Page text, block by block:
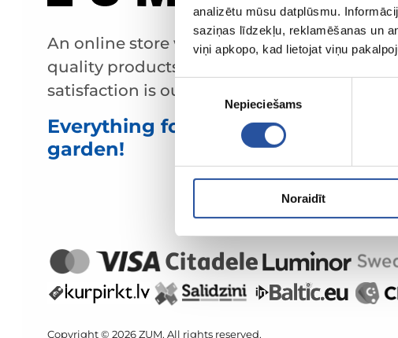
analizētu mūsu datplūsmu.
saziņas līdzekļu, reklamēšanas un
viņi apkopo, kad lietojat viņu
Nepieciešams
Noraidīt
An online store with great prices and
quality products, where customer
satisfaction is our main value.
Everything for your home and
garden!
Copyright © 2026 ZUM. All rights reserved.